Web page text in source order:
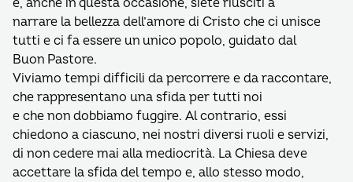
e, anche in questa occasione, siete riusciti a
narrare la bellezza dell’amore di Cristo che ci unisce
tutti e ci fa essere un unico popolo, guidato dal
Buon Pastore.
Viviamo tempi difficili da percorrere e da raccontare,
che rappresentano una sfida per tutti noi
e che non dobbiamo fuggire. Al contrario, essi
chiedono a ciascuno, nei nostri diversi ruoli e servizi,
di non cedere mai alla mediocrità. La Chiesa deve
accettare la sfida del tempo e, allo stesso modo,